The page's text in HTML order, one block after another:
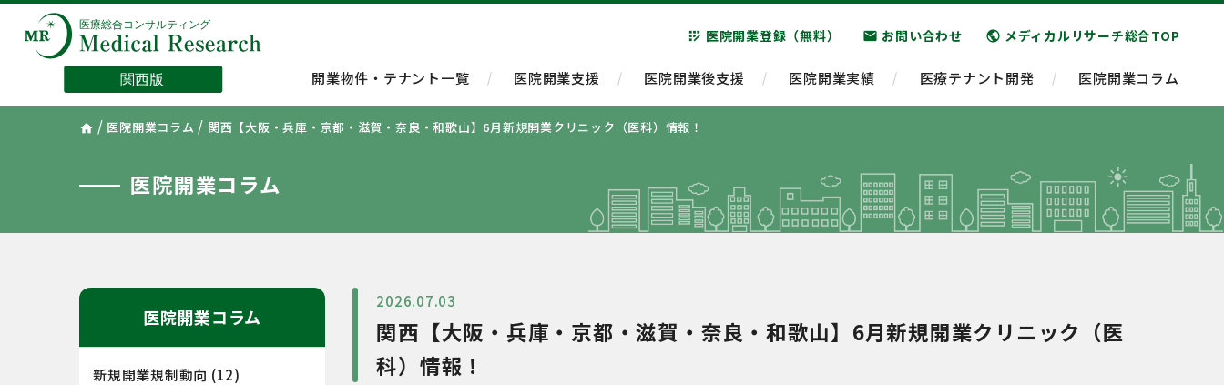
app_registration 医院開業登録（無料） email お問い合わせ public メディカルリサーチ総合TOP
開業物件・テナント一覧 医院開業支援 医院開業後支援 医院開業実績 医療テナント開発 医院開業コラム
home / 医院開業コラム / 関西【大阪・兵庫・京都・滋賀・奈良・和歌山】6月新規開業クリニック（医科）情報！
医院開業コラム
2026.07.03
関西【大阪・兵庫・京都・滋賀・奈良・和歌山】6月新規開業クリニック（医
科）情報！
医院開業コラム
新規開業規制動向 (12)